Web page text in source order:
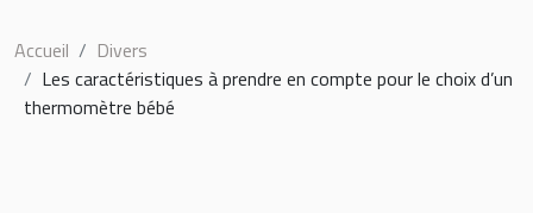
Accueil
Divers
Les caractéristiques à prendre en compte pour le choix d’un
thermomètre bébé